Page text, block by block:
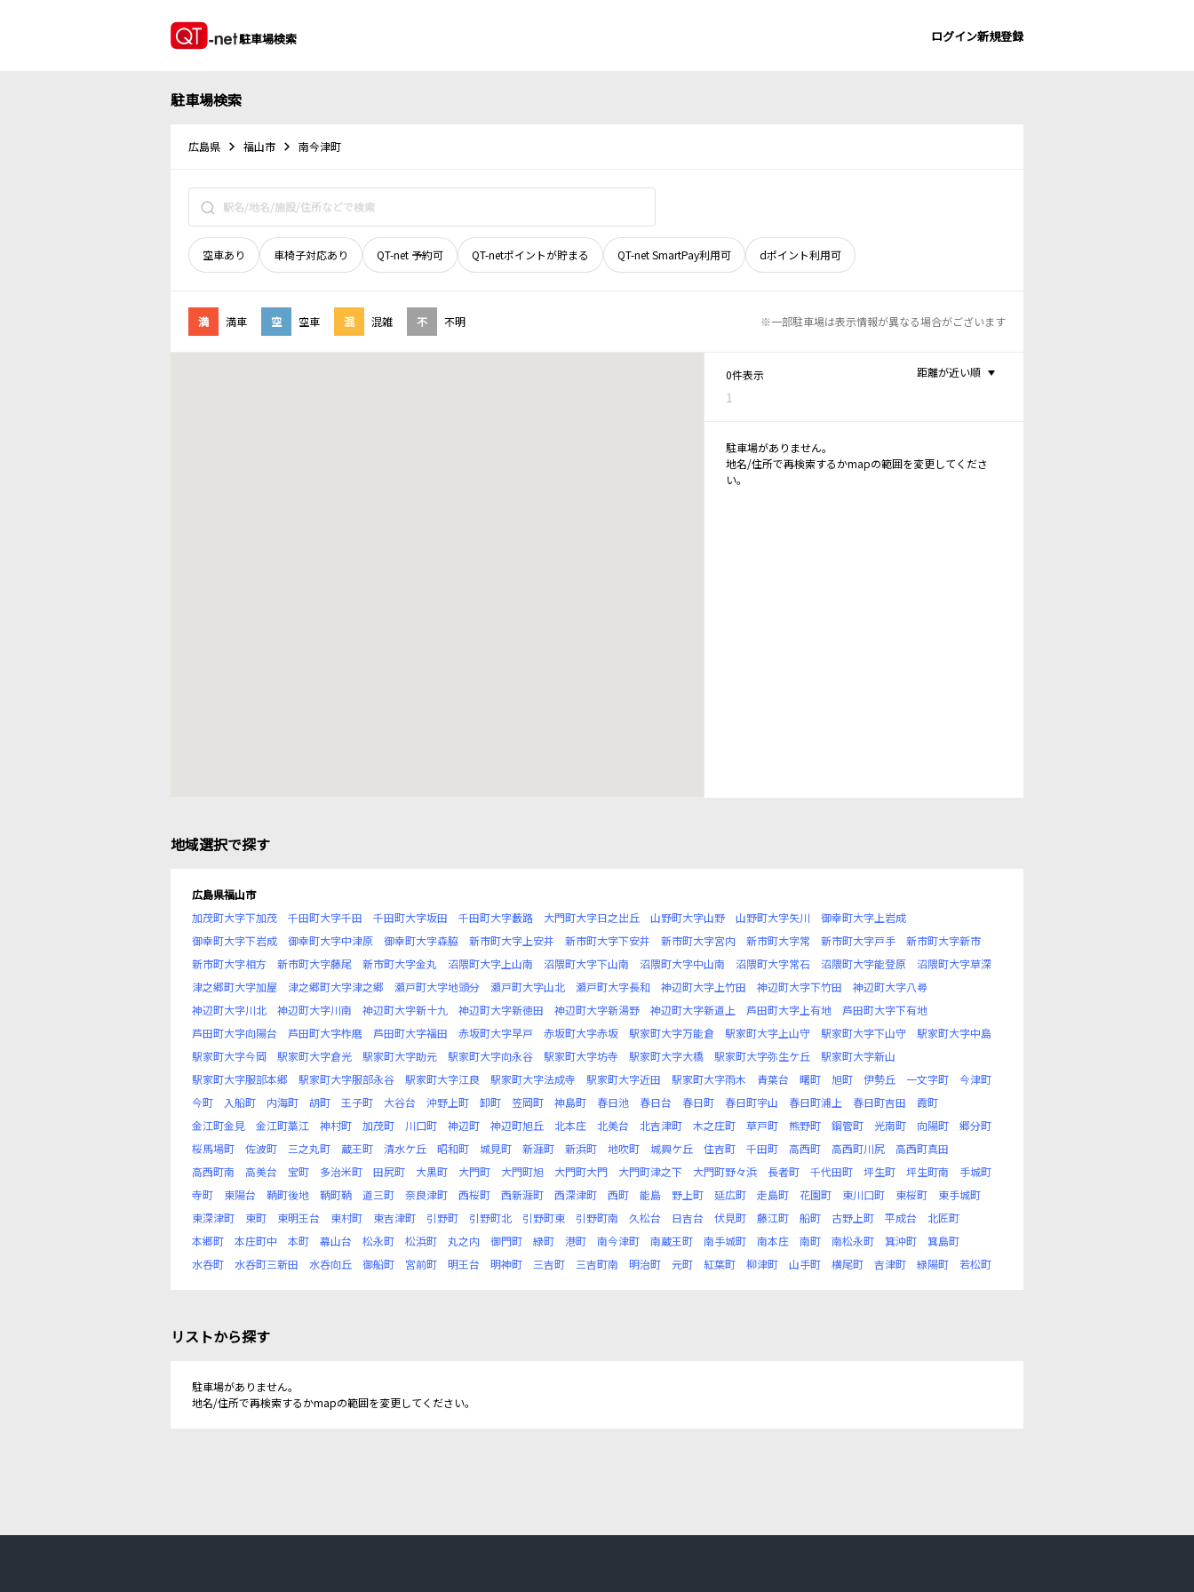
駐車場検索 ログイン新規登録
駐車場検索
広島県 福山市 南今津町
空車あり 車椅子対応あり QT-net 予約可 QT-netポイントが貯まる QT-net SmartPay利用可 dポイント利用可
満 満車 空 空車 混 混雑 不 不明 ※一部駐車場は表示情報が異なる場合がございます
0件表示
1
距離が近い順
駐車場がありません。
地名/住所で再検索するかmapの範囲を変更してくださ
い。
地域選択で探す
広島県福山市
加茂町大字下加茂
千田町大字千田 千田町大字坂田 千田町大字藪路 大門町大字日之出丘 山野町大字山野 山野町大字矢川
御幸町大字上岩成
御幸町大字下岩成
御幸町大字中津原 御幸町大字森脇 新市町大字上安井 新市町大字下安井 新市町大字宮内 新市町大字常 新市町大字戸手
新市町大字新市
新市町大字相方
新市町大字藤尾 新市町大字金丸 沼隈町大字上山南 沼隈町大字下山南 沼隈町大字中山南 沼隈町大字常石 沼隈町大字能登原
沼隈町大字草深
津之郷町大字加屋
津之郷町大字津之郷 瀬戸町大字地頭分 瀬戸町大字山北 瀬戸町大字長和 神辺町大字上竹田 神辺町大字下竹田
神辺町大字八尋
神辺町大字川北
神辺町大字川南 神辺町大字新十九 神辺町大字新徳田 神辺町大字新湯野 神辺町大字新道上 芦田町大字上有地
芦田町大字下有地
芦田町大字向陽台
芦田町大字柞磨 芦田町大字福田 赤坂町大字早戸 赤坂町大字赤坂 駅家町大字万能倉 駅家町大字上山守 駅家町大字下山守
駅家町大字中島
駅家町大字今岡
駅家町大字倉光 駅家町大字助元 駅家町大字向永谷 駅家町大字坊寺 駅家町大字大橋 駅家町大字弥生ケ丘
駅家町大字新山
駅家町大字服部本郷
駅家町大字服部永谷 駅家町大字江良 駅家町大字法成寺 駅家町大字近田 駅家町大字雨木 青葉台 曙町 旭町 伊勢丘 一文字町
今津町
今町
入船町 内海町 胡町 王子町 大谷台 沖野上町 卸町 笠岡町 神島町 春日池 春日台 春日町 春日町宇山 春日町浦上 春日町吉田
霞町
金江町金見
金江町藁江 神村町 加茂町 川口町 神辺町 神辺町旭丘 北本庄 北美台 北吉津町 木之庄町 草戸町 熊野町 鋼管町 光南町 向陽町
郷分町
桜馬場町
佐波町 三之丸町 蔵王町 清水ケ丘 昭和町 城見町 新涯町 新浜町 地吹町 城興ケ丘 住吉町 千田町 高西町 高西町川尻
高西町真田
高西町南
高美台 宝町 多治米町 田尻町 大黒町 大門町 大門町旭 大門町大門 大門町津之下 大門町野々浜 長者町 千代田町 坪生町 坪生町南
手城町
寺町
東陽台 鞆町後地 鞆町鞆 道三町 奈良津町 西桜町 西新涯町 西深津町 西町 能島 野上町 延広町 走島町 花園町 東川口町 東桜町
東手城町
東深津町
東町 東明王台 東村町 東吉津町 引野町 引野町北 引野町東 引野町南 久松台 日吉台 伏見町 藤江町 船町 古野上町 平成台
北匠町
本郷町
本庄町中 本町 幕山台 松永町 松浜町 丸之内 御門町 緑町 港町 南今津町 南蔵王町 南手城町 南本庄 南町 南松永町 箕沖町
箕島町
水呑町
水呑町三新田 水呑向丘 御船町 宮前町 明王台 明神町 三吉町 三吉町南 明治町 元町 紅葉町 柳津町 山手町 横尾町 吉津町 緑陽町 若松町
リストから探す
駐車場がありません。
地名/住所で再検索するかmapの範囲を変更してください。